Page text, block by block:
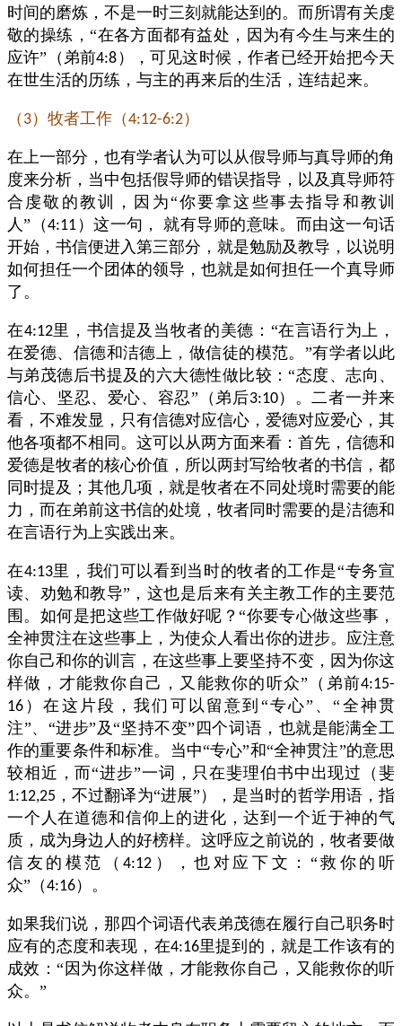
时间的磨炼，不是一时三刻就能达到的。而所谓有关虔
敬的操练，“在各方面都有益处，因为有今生与来生的
应许”（弟前4:8 ），可见这时候，作者已经开始把今天
在世生活的历练，与主的再来后的生活，连结起来。
（ 3）牧者工作（4:12-6:2）
在上一部分，也有学者认为可以从假导师与真导师的角
度来分析，当中包括假导师的错误指导，以及真导师符
合虔敬的教训，因为“你要拿这些事去指导和教训
人”（4:11 ）这一句，
就有导师的意味。而由这一句话
开始，书信便进入第三部分，就是勉励及教导，以说明
如何担任一个团体的领导，也就是如何担任一个真导师
了。
在4:12里，书信提及当牧者的美德：“在言语行为上，
在爱德、信德和洁德上，做信徒的模范。”有学者以此
与弟茂德后书提及的六大德性做比较：“态度、志向、
信心、坚忍、爱心、容忍”（弟后3:10）。二者一并来
看，不难发显，只有信德对应信心，爱德对应爱心，其
他各项都不相同。这可以从两方面来看：首先，信德和
爱德是牧者的核心价值，所以两封写给牧者的书信，都
同时提及；其他几项，就是牧者在不同处境时需要的能
力，而在弟前这书信的处境，牧者同时需要的是洁德和
在言语行为上实践出来。
在4:13里，我们可以看到当时的牧者的工作是“专务宣
读、劝勉和教导”，这也是后来有关主教工作的主要范
围。如何是把这些工作做好呢？“你要专心做这些事，
全神贯注在这些事上，为使众人看出你的进步。应注意
你自己和你的训言，在这些事上要坚持不变，因为你这
样做，才能救你自己，又能救你的听众”（弟前4:15-
16 ）在这片段，我们可以留意到“专心”、“全神贯
注”、“进步”及“坚持不变”四个词语，也就是能满全工
作的重要条件和标准。当中“专心”和“全神贯注”的意思
较相近，而“进步”一词，只在斐理伯书中出现过（斐
1:12,25 ，不过翻译为“进展”），是当时的哲学用语，指
一个人在道德和信仰上的进化，达到一个近于神的气
质，成为身边人的好榜样。这呼应之前说的，牧者要做
信友的模范（4:12 ），也对应下文：“救你的听
众”（4:16）。
如果我们说，那四个词语代表弟茂德在履行自己职务时
应有的态度和表现，在4:16里提到的，就是工作该有的
成效：“因为你这样做，才能救你自己，又能救你的听
众。”